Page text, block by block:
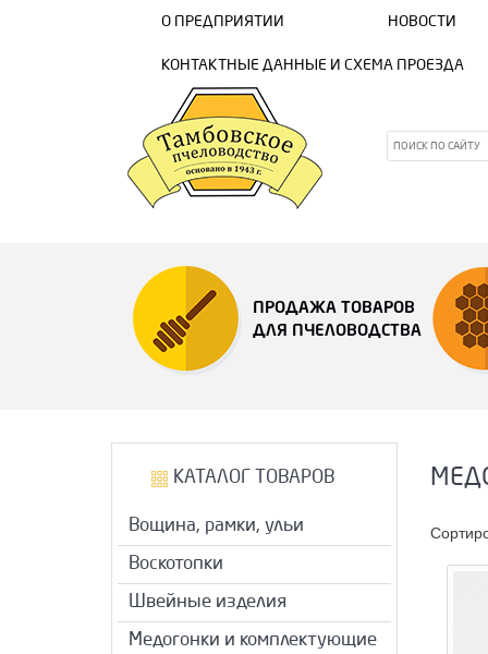
О ПРЕДПРИЯТИИ НОВОСТИ
КОНТАКТНЫЕ ДАННЫЕ И СХЕМА ПРОЕЗДА
ПРОДАЖА ТОВАРОВ
ДЛЯ ПЧЕЛОВОДСТВА
КАТАЛОГ ТОВАРОВ
Вощина, рамки, ульи
Воскотопки
Швейные изделия
Медогонки и комплектующие